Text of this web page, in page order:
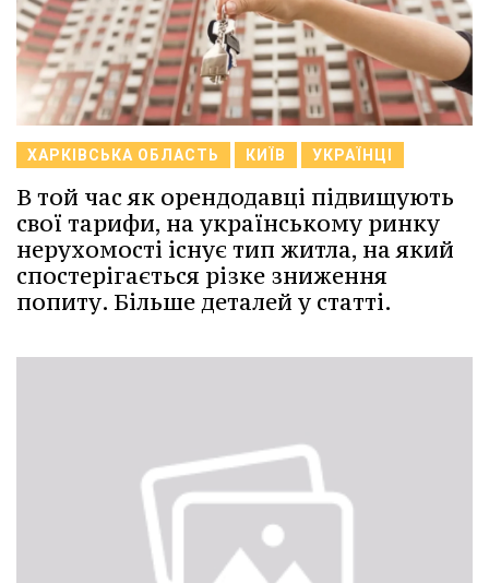
ХАРКІВСЬКА ОБЛАСТЬ КИЇВ УКРАЇНЦІ
В той час як орендодавці підвищують
свої тарифи, на українському ринку
нерухомості існує тип житла, на який
спостерігається різке зниження
попиту. Більше деталей у статті.